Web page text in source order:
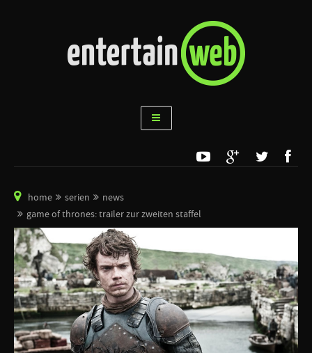
home serien
news
game of thrones: trailer zur zweiten staffel